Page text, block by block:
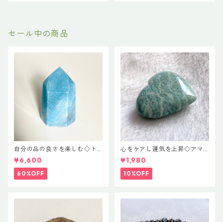
セール中の商品
自分の品の良さを楽しむ◇ト
ロレアイト ポイント
¥6,600
60%OFF
心をケアし運気を上昇◇アマ
ゾナイト♡ハートカット
¥1,980
10%OFF